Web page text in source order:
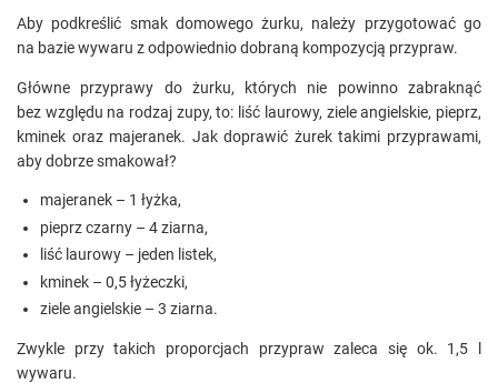
Aby podkreślić smak domowego żurku, należy przygotować go
na bazie wywaru z odpowiednio dobraną kompozycją przypraw.
Główne przyprawy do żurku, których nie powinno zabraknąć
bez względu na rodzaj zupy, to: liść laurowy, ziele angielskie, pieprz,
kminek oraz majeranek. Jak doprawić żurek takimi przyprawami,
aby dobrze smakował?
majeranek – 1 łyżka,
pieprz czarny – 4 ziarna,
liść laurowy – jeden listek,
kminek – 0,5 łyżeczki,
ziele angielskie – 3 ziarna.
Zwykle przy takich proporcjach przypraw zaleca się ok. 1,5 l
wywaru.